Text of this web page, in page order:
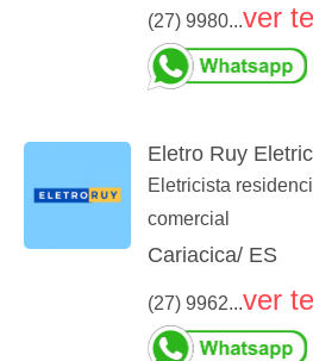
(27) 9980...ver
Eletro Ruy
Eletricista
comercial
Cariacica/ ES
(27) 9962...ver